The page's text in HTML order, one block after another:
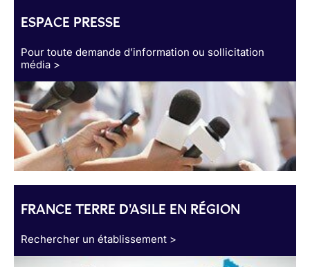
ESPACE PRESSE
Pour toute demande d’information ou sollicitation
média >
FRANCE TERRE D'ASILE EN RÉGION
Rechercher un établissement >